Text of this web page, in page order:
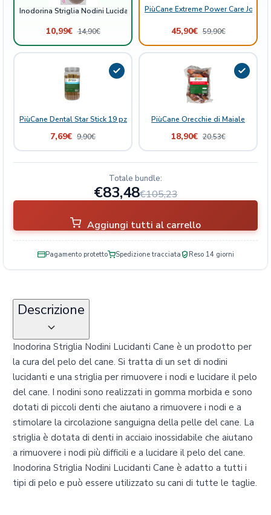
i
Inodorina Striglia Nodini Lucidanti Cane
10,99€ 14,90€
PiùCane Extreme Power Care Joint
45,90€ 59,90€
PiùCane Dental Star Stick 19 pz 13 cm
7,69€ 9,90€
PiùCane Orecchie di Maiale
18,90€ 20,53€
Totale bundle:
€83,48€105,23
Aggiungi tutti al carrello
Pagamento protetto Spedizione tracciata Reso 14 giorni
Descrizione
Inodorina Striglia Nodini Lucidanti Cane è un prodotto per
la cura del pelo del cane. Si tratta di un set di nodini
lucidanti e una striglia per rimuovere i nodi e lucidare il pelo
del cane. I nodini sono realizzati in gomma morbida e sono
dotati di piccoli denti che aiutano a rimuovere i nodi e a
stimolare la circolazione sanguigna della pelle del cane. La
striglia è dotata di denti in acciaio inossidabile che aiutano
a rimuovere i nodi più difficili e a lucidare il pelo del cane.
Inodorina Striglia Nodini Lucidanti Cane è adatto a tutti i
tipi di pelo e può essere utilizzato su cani di tutte le taglie.